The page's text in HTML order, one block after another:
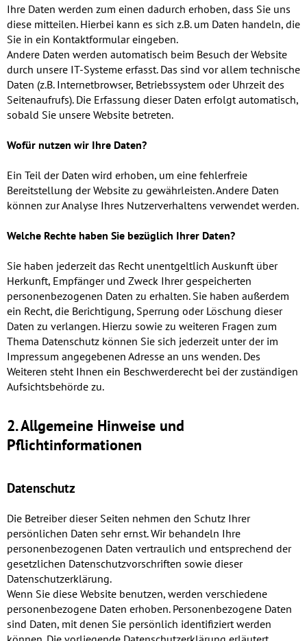
Ihre Daten werden zum einen dadurch erhoben, dass Sie uns
diese mitteilen. Hierbei kann es sich z.B. um Daten handeln, die
Sie in ein Kontaktformular eingeben.
Andere Daten werden automatisch beim Besuch der Website
durch unsere IT-Systeme erfasst. Das sind vor allem technische
Daten (z.B. Internetbrowser, Betriebssystem oder Uhrzeit des
Seitenaufrufs). Die Erfassung dieser Daten erfolgt automatisch,
sobald Sie unsere Website betreten.
Wofür nutzen wir Ihre Daten?
Ein Teil der Daten wird erhoben, um eine fehlerfreie
Bereitstellung der Website zu gewährleisten. Andere Daten
können zur Analyse Ihres Nutzerverhaltens verwendet werden.
Welche Rechte haben Sie bezüglich Ihrer Daten?
Sie haben jederzeit das Recht unentgeltlich Auskunft über
Herkunft, Empfänger und Zweck Ihrer gespeicherten
personenbezogenen Daten zu erhalten. Sie haben außerdem
ein Recht, die Berichtigung, Sperrung oder Löschung dieser
Daten zu verlangen. Hierzu sowie zu weiteren Fragen zum
Thema Datenschutz können Sie sich jederzeit unter der im
Impressum angegebenen Adresse an uns wenden. Des
Weiteren steht Ihnen ein Beschwerderecht bei der zuständigen
Aufsichtsbehörde zu.
2. Allgemeine Hinweise und
Pflichtinformationen
Datenschutz
Die Betreiber dieser Seiten nehmen den Schutz Ihrer
persönlichen Daten sehr ernst. Wir behandeln Ihre
personenbezogenen Daten vertraulich und entsprechend der
gesetzlichen Datenschutzvorschriften sowie dieser
Datenschutzerklärung.
Wenn Sie diese Website benutzen, werden verschiedene
personenbezogene Daten erhoben. Personenbezogene Daten
sind Daten, mit denen Sie persönlich identifiziert werden